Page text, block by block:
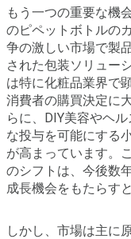
もう一つの重要な機
のピペットボトルの
争の激しい市場で製
された包装ソリュー
は特に化粧品業界で
消費者の購買決定に
らに、DIY美容やヘ
な投与を可能にする
が高まっています。
のシフトは、今後数
成長機会をもたらす
しかし、市場は主に